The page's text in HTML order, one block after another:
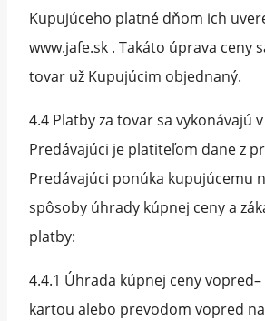
Kupujúceho platné dňom ich
www.jafe.sk . Takáto úprava ceny
tovar už Kupujúcim objednaný.
4.4 Platby za tovar sa vykonávajú
Predávajúci je platiteľom dane z
Predávajúci ponúka kupujúcemu
spôsoby úhrady kúpnej ceny a
platby:
4.4.1 Úhrada kúpnej ceny
kartou alebo prevodom vopred